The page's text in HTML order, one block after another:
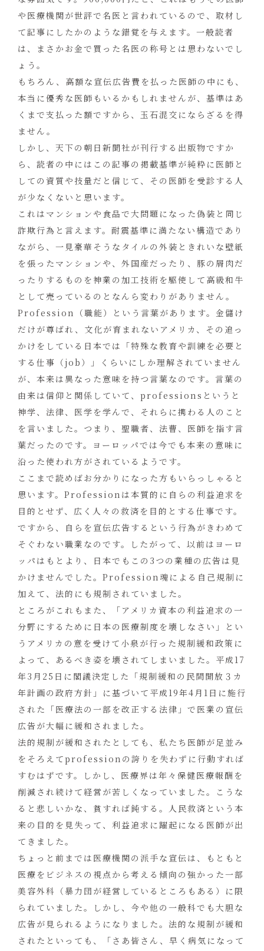
や医療機関が世評で名医と言われているので、取材し
て記事にしたかのような錯覚を与えます。一般読者
は、まさかお金で買った名医の称号とは思わないでし
ょう。
もちろん、高額な宣伝広告費を払った医師の中にも、
本当に優秀な医師もいるかもしれませんが、基準はあ
くまで支払った額ですから、玉石混交にならざるを得
ません。
しかし、天下の朝日新聞社が刊行する出版物ですか
ら、読者の中にはこの記事の掲載基準が純粋に医師と
しての資質や技量だと信じて、その医師を受診する人
が少なくないと思います。
これはマンションや食品で大問題になった偽装と同じ
詐欺行為と言えます。耐震基準に満たない構造であり
ながら、一見豪華そうなタイルの外装ときれいな壁紙
を張ったマンションや、外国産だったり、豚の屑肉だ
ったりするものを神業の加工技術を駆使して高級和牛
として売っているのとなんら変わりがありません。
Profession（職能）という言葉があります。金儲け
だけが尊ばれ、文化が育まれないアメリカ、その追っ
かけをしている日本では「特殊な教育や訓練を必要と
する仕事（job）」くらいにしか理解されていません
が、本来は異なった意味を持つ言葉なのです。言葉の
由来は信仰と関係していて、professionsというと
神学、法律、医学を学んで、それらに携わる人のこと
を言いました。つまり、聖職者、法曹、医師を指す言
葉だったのです。ヨーロッパでは今でも本来の意味に
沿った使われ方がされているようです。
ここまで読めばお分かりになった方もいらっしゃると
思います。Professionは本質的に自らの利益追求を
目的とせず、広く人々の救済を目的とする仕事です。
ですから、自らを宣伝広告するという行為がきわめて
そぐわない職業なのです。したがって、以前はヨーロ
ッパはもとより、日本でもこの3つの業種の広告は見
かけませんでした。Profession魂による自己規制に
加えて、法的にも規制されていました。
ところがこれもまた、「アメリカ資本の利益追求の一
分野にするために日本の医療制度を壊しなさい」とい
うアメリカの意を受けて小泉が行った規制緩和政策に
よって、あるべき姿を壊されてしまいました。平成17
年3月25日に閣議決定した「規制緩和の民間開放３カ
年計画の政府方針」に基づいて平成19年4月1日に施行
された「医療法の一部を改正する法律」で医業の宣伝
広告が大幅に緩和されました。
法的規制が緩和されたとしても、私たち医師が足並み
をそろえてprofessionの誇りを失わずに行動すれば
すむはずです。しかし、医療界は年々保健医療報酬を
削減され続けて経営が苦しくなっていました。こうな
ると悲しいかな、貧すれば鈍する。人民救済という本
来の目的を見失って、利益追求に躍起になる医師が出
てきました。
ちょっと前までは医療機関の派手な宣伝は、もともと
医療をビジネスの視点から考える傾向の強かった一部
美容外科（暴力団が経営しているところもある）に限
られていました。しかし、今や他の一般科でも大胆な
広告が見られるようになりました。法的な規制が緩和
されたといっても、「さあ皆さん、早く病気になって